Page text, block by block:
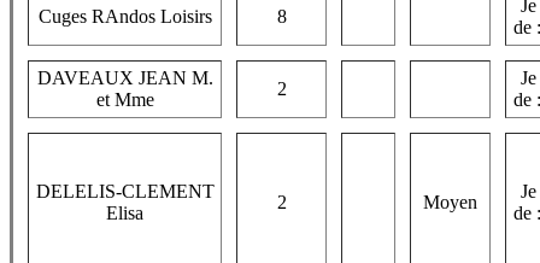
Cuges RAndos Loisirs 8
de
DAVEAUX JEAN M.
et Mme
2
de
DELELIS-CLEMENT
Elisa
2 Moyen
de